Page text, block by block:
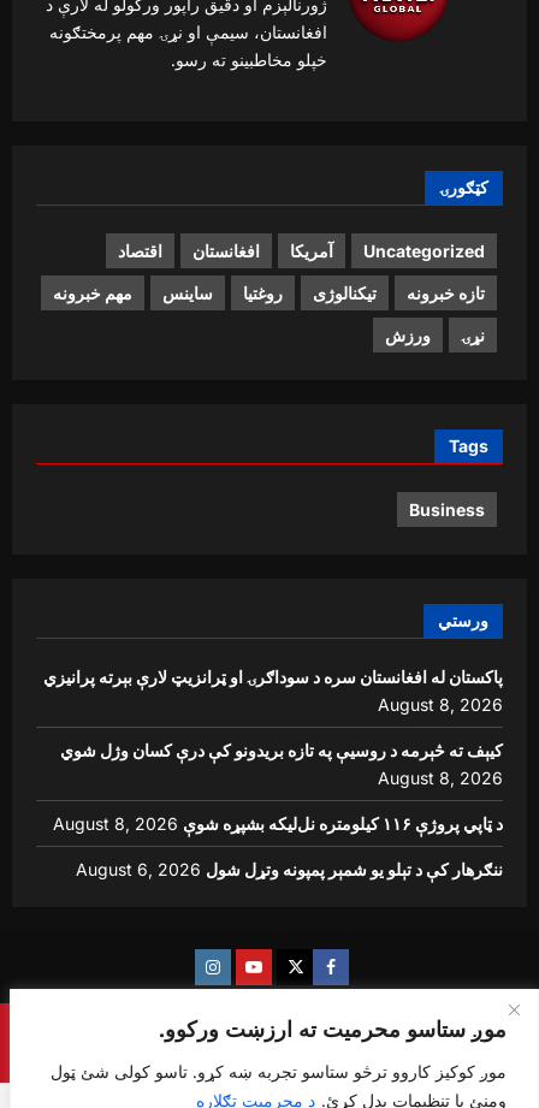
موږ ستاسو محرمیت ته ارزښت ورکوو.
موږ کوکیز کاروو ترڅو ستاسو تجربه ښه کړو. تاسو کولی شئ ټول
ومنئ یا تنظیمات بدل کړئ. د محرمیت تګلاره
ژورنالېزم او دقیق راپور ورکولو له لارې د
افغانستان، سیمې او نړۍ مهم پرمختګونه
خپلو مخاطبینو ته رسو.
کټګورۍ
Uncategorized آمریکا افغانستان اقتصاد
تازه خبرونه تیکنالوژی روغتیا ساینس مهم خبرونه
نړۍ ورزش
Tags
Business
ورستي
پاکستان له افغانستان سره د سوداګرۍ او ټرانزیټ لارې بېرته پرانیزي
August 8, 2026
کیېف ته څېرمه د روسیې په تازه بریدونو کې درې کسان وژل شوي
August 8, 2026
د ټاپي پروژې ۱۱۶ کیلومتره نل‌لیکه بشپړه شوې August 8, 2026
ننګرهار کې د تېلو یو شمېر پمپونه وتړل شول August 6, 2026
Facebook
Twitter
Youtube
Instagram
Copyright © {sharq news global} All rights reserved.|